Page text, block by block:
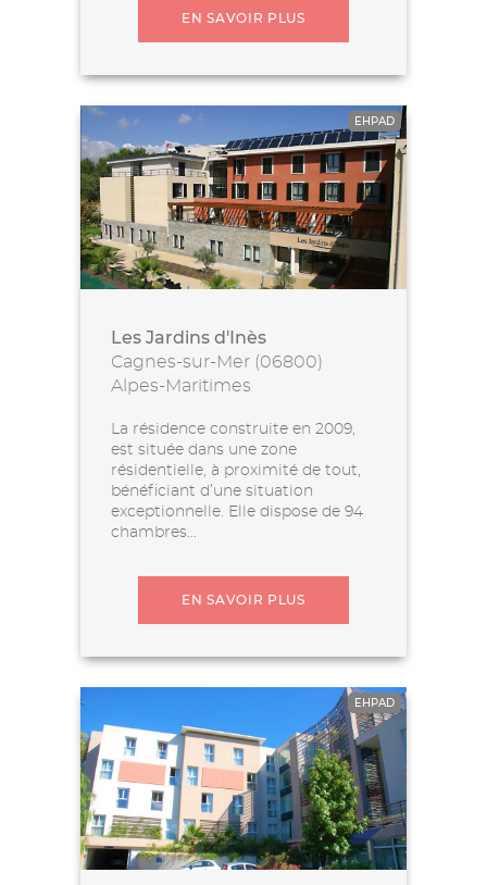
EN SAVOIR PLUS
EHPAD
Les Jardins d'Inès
Cagnes-sur-Mer (06800)
Alpes-Maritimes
La résidence construite en 2009,
est située dans une zone
résidentielle, à proximité de tout,
bénéficiant d’une situation
exceptionnelle. Elle dispose de 94
chambres...
EN SAVOIR PLUS
EHPAD